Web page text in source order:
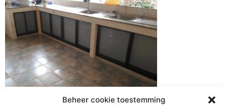
Beheer cookie toestemming